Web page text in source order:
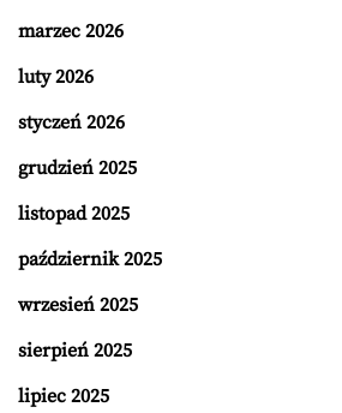
marzec 2026
luty 2026
styczeń 2026
grudzień 2025
listopad 2025
październik 2025
wrzesień 2025
sierpień 2025
lipiec 2025